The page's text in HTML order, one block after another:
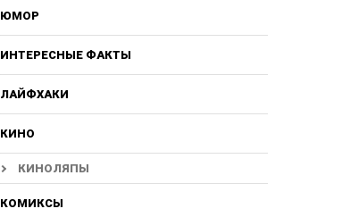
ЮМОР
ИНТЕРЕСНЫЕ ФАКТЫ
ЛАЙФХАКИ
КИНО
КИНОЛЯПЫ
КОМИКСЫ